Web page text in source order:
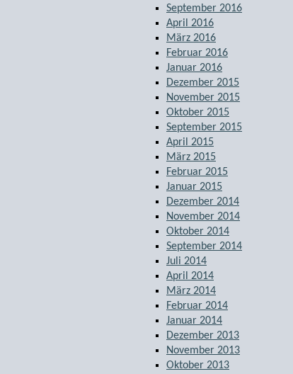
September 2016
April 2016
März 2016
Februar 2016
Januar 2016
Dezember 2015
November 2015
Oktober 2015
September 2015
April 2015
März 2015
Februar 2015
Januar 2015
Dezember 2014
November 2014
Oktober 2014
September 2014
Juli 2014
April 2014
März 2014
Februar 2014
Januar 2014
Dezember 2013
November 2013
Oktober 2013